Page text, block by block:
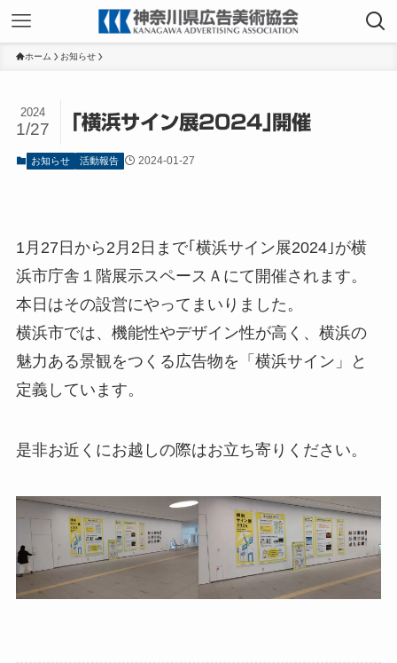
ホーム お知らせ
｢横浜サイン展2024｣開催
2024
1/27
お知らせ 活動報告 2024-01-27
1月27日から2月2日まで｢横浜サイン展2024｣が横
浜市庁舎１階展示スペースＡにて開催されます。
本日はその設営にやってまいりました。
横浜市では、機能性やデザイン性が高く、横浜の
魅力ある景観をつくる広告物を「横浜サイン」と
定義しています。
是非お近くにお越しの際はお立ち寄りください。